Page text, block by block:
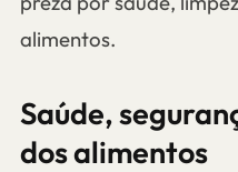
alimentos.
Saúde,
dos alimentos